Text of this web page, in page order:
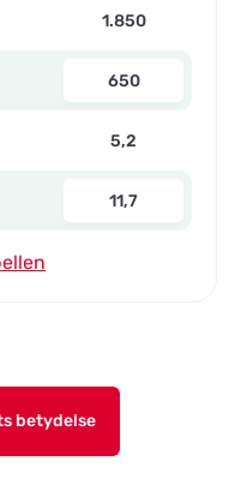
1.850
650
5,2
11,7
betydelse